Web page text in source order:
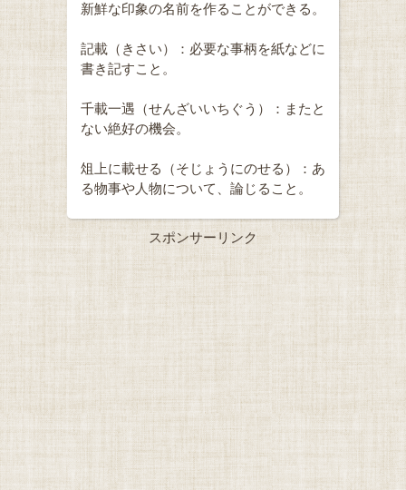
新鮮な印象の名前を作ることができる。
記載（きさい）：必要な事柄を紙などに
書き記すこと。
千載一遇（せんざいいちぐう）：またと
ない絶好の機会。
俎上に載せる（そじょうにのせる）：あ
る物事や人物について、論じること。
スポンサーリンク